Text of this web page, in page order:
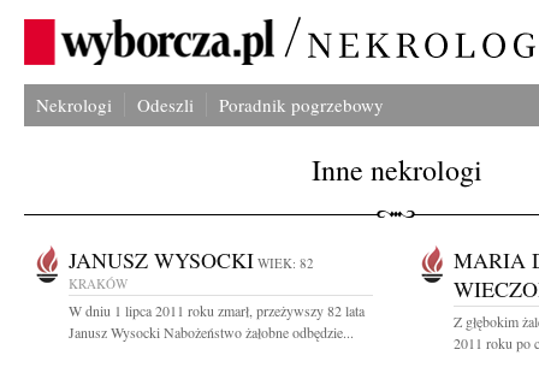
Nekrologi Odeszli Poradnik pogrzebowy
Inne nekrologi
JANUSZ WYSOCKI WIEK: 82
KRAKÓW
W dniu 1 lipca 2011 roku zmarł, przeżywszy 82 lata
Janusz Wysocki Nabożeństwo żałobne odbędzie...
MARIA
Z głębokim
2011 roku po